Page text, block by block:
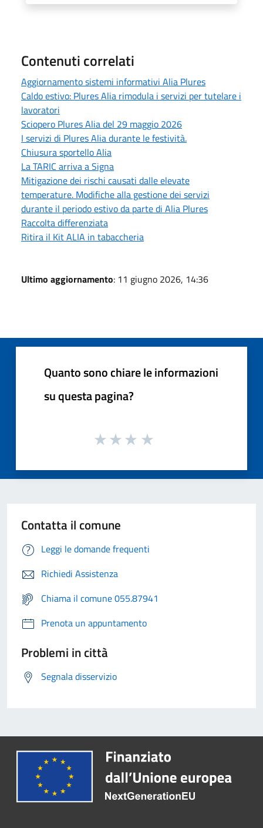
Contenuti correlati
Aggiornamento sistemi informativi Alia Plures
Caldo estivo: Plures Alia rimodula i servizi per tutelare i
lavoratori
Sciopero Plures Alia del 29 maggio 2026
I servizi di Plures Alia durante le festività.
Chiusura sportello Alia
La TARIC arriva a Signa
Mitigazione dei rischi causati dalle elevate
temperature. Modifiche alla gestione dei servizi
durante il periodo estivo da parte di Alia Plures
Raccolta differenziata
Ritira il Kit ALIA in tabaccheria
Ultimo aggiornamento: 11 giugno 2026, 14:36
Quanto sono chiare le informazioni
su questa pagina?
Contatta il comune
Leggi le domande frequenti
Richiedi Assistenza
Chiama il comune 055.87941
Prenota un appuntamento
Problemi in città
Segnala disservizio